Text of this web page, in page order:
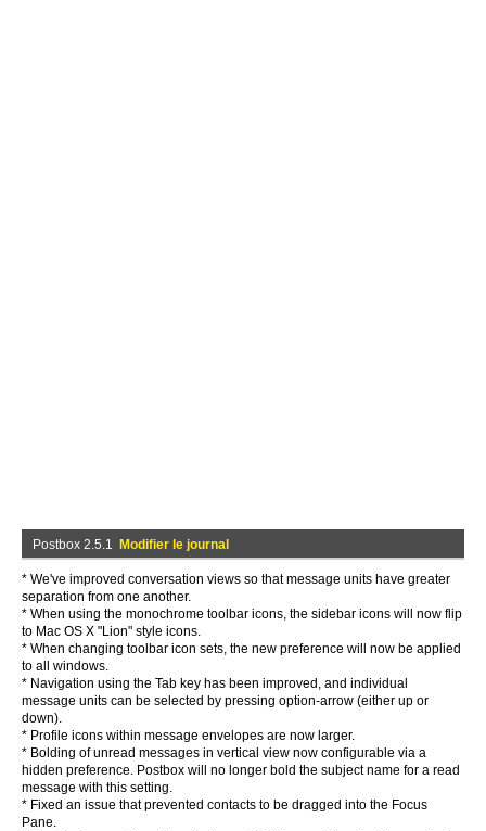
Postbox 2.5.1 Modifier le journal
* We've improved conversation views so that message units have greater
separation from one another.
* When using the monochrome toolbar icons, the sidebar icons will now flip
to Mac OS X "Lion" style icons.
* When changing toolbar icon sets, the new preference will now be applied
to all windows.
* Navigation using the Tab key has been improved, and individual
message units can be selected by pressing option-arrow (either up or
down).
* Profile icons within message envelopes are now larger.
* Bolding of unread messages in vertical view now configurable via a
hidden preference. Postbox will no longer bold the subject name for a read
message with this setting.
* Fixed an issue that prevented contacts to be dragged into the Focus
Pane.